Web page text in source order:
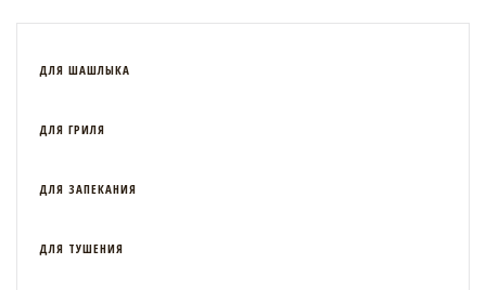
ДЛЯ ШАШЛЫКА
ДЛЯ ГРИЛЯ
ДЛЯ ЗАПЕКАНИЯ
ДЛЯ ТУШЕНИЯ